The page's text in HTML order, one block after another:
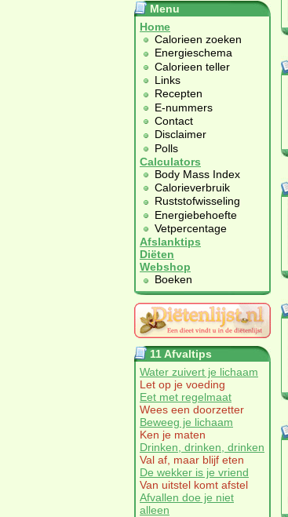
Menu
Home
Calorieen zoeken
Energieschema
Calorieen teller
Links
Recepten
E-nummers
Contact
Disclaimer
Polls
Calculators
Body Mass Index
Calorieverbruik
Ruststofwisseling
Energiebehoefte
Vetpercentage
Afslanktips
Diëten
Webshop
Boeken
11 Afvaltips
Water zuivert je lichaam
Let op je voeding
Eet met regelmaat
Wees een doorzetter
Beweeg je lichaam
Ken je maten
Drinken, drinken, drinken
Val af, maar blijf eten
De wekker is je vriend
Van uitstel komt afstel
Afvallen doe je niet
alleen